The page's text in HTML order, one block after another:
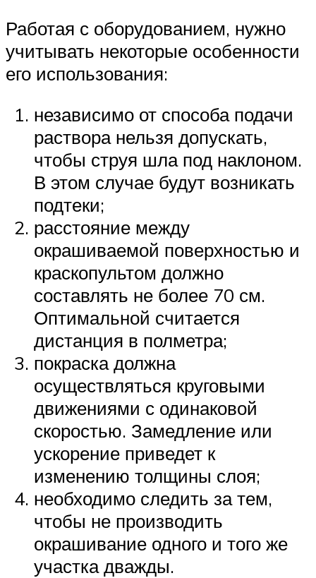
Работая с оборудованием, нужно
учитывать некоторые особенности
его использования:
независимо от способа подачи
раствора нельзя допускать,
чтобы струя шла под наклоном.
В этом случае будут возникать
подтеки;
расстояние между
окрашиваемой поверхностью и
краскопультом должно
составлять не более 70 см.
Оптимальной считается
дистанция в полметра;
покраска должна
осуществляться круговыми
движениями с одинаковой
скоростью. Замедление или
ускорение приведет к
изменению толщины слоя;
необходимо следить за тем,
чтобы не производить
окрашивание одного и того же
участка дважды.